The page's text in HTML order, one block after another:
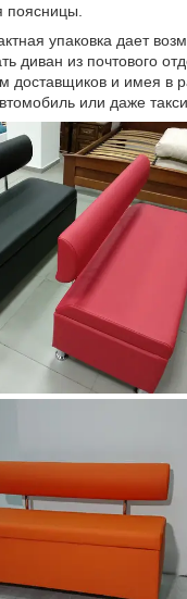
поясницы.
упаковка дает
диван из почтового
доставщиков и имея в
или даже такси.